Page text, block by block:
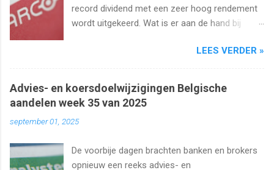
record dividend met een zeer hoog rendement
wordt uitgekeerd. Wat is er aan de hand bij
uiteraard het dividend. Kan dat wel zo hoog
LEES VERDER »
Advies- en koersdoelwijzigingen Belgische
aandelen week 35 van 2025
september 01, 2025
De voorbije dagen brachten banken en brokers
opnieuw een reeks advies- en